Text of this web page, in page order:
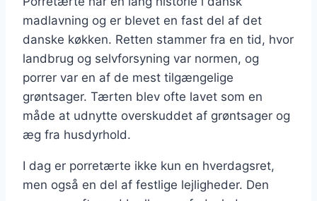
madlavning og er blevet en fast del af det
danske køkken. Retten stammer fra en tid, hvor
landbrug og selvforsyning var normen, og
porrer var en af de mest tilgængelige
grøntsager. Tærten blev ofte lavet som en
måde at udnytte overskuddet af grøntsager og
æg fra husdyrhold.
I dag er porretærte ikke kun en hverdagsret,
men også en del af festlige lejligheder. Den